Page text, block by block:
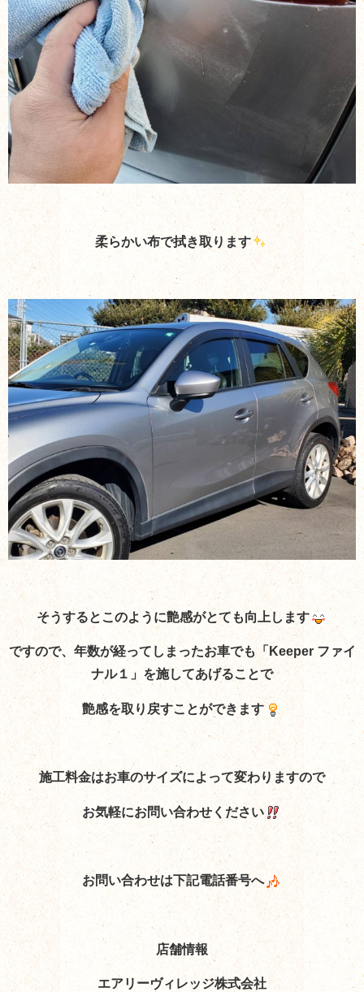
柔らかい布で拭き取ります
そうするとこのように艶感がとても向上します
ですので、年数が経ってしまったお車でも「Keeper ファイ
ナル１」を施してあげることで
艶感を取り戻すことができます
施工料金はお車のサイズによって変わりますので
お気軽にお問い合わせください
お問い合わせは下記電話番号へ
店舗情報
エアリーヴィレッジ株式会社